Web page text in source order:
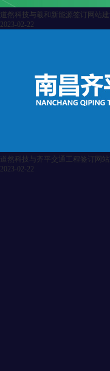
道然科技与羲和新能源签订网站
2023-02-22
道然科技与齐平交通工程签订网
2023-02-22